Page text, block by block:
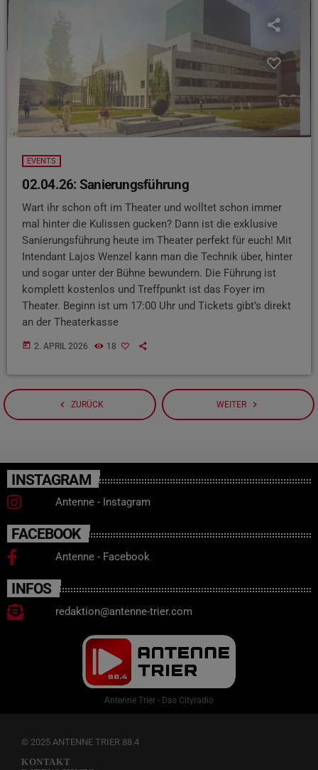
EVENTS
02.04.26: Sanierungsführung
Wart ihr schon oft im Theater und wolltet schon immer
mal hinter die Kulissen gucken? Dann ist die exklusive
Sanierungsführung heute im Theater perfekt für euch! Mit
Intendant Lajos Wenzel kann man die Technik über, hinter
und sogar unter der Bühne bewundern. Die Führung ist
komplett kostenlos und Treffpunkt ist das Foyer im
Theater. Beginn ist um 17:00 Uhr und Tickets gibt’s direkt
an der Theaterkasse
today 2. APRIL 2026 18
navigate_before ZURÜCK WEITER navigate_next
INSTAGRAM
Antenne - Instagram
FACEBOOK
Antenne - Facebook
INFOS
redaktion@antenne-trier.com
Antenne Trier - Das Cityradio
© 2025 ANTENNE TRIER 88.4
KONTAKT